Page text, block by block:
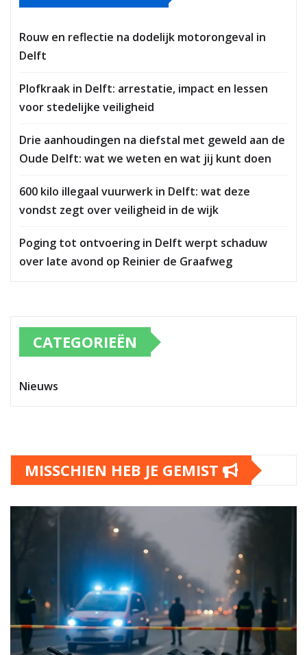
Rouw en reflectie na dodelijk motorongeval in
Delft
Plofkraak in Delft: arrestatie, impact en lessen
voor stedelijke veiligheid
Drie aanhoudingen na diefstal met geweld aan de
Oude Delft: wat we weten en wat jij kunt doen
600 kilo illegaal vuurwerk in Delft: wat deze
vondst zegt over veiligheid in de wijk
Poging tot ontvoering in Delft werpt schaduw
over late avond op Reinier de Graafweg
CATEGORIEËN
Nieuws
MISSCHIEN HEB JE GEMIST